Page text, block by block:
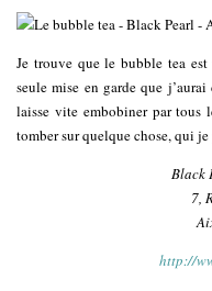
Je trouve que le bubble tea
seule mise en garde que
laisse vite embobiner par tous
tomber sur quelque chose, qui je
Black
7,
http://